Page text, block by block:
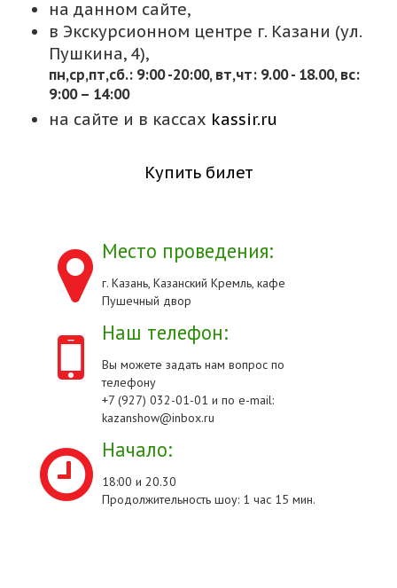
на данном сайте,
в Экскурсионном центре г. Казани (ул.
Пушкина, 4),
пн,cр,пт,сб.: 9:00 -20:00, вт,чт: 9.00 - 18.00, вс:
9:00 – 14:00
на сайте и в кассах kassir.ru
Купить билет
Место проведения:
г. Казань, Казанский Кремль, кафе
Пушечный двор
Наш телефон:
Вы можете задать нам вопрос по
телефону
+7 (927) 032-01-01 и по e-mail:
kazanshow@inbox.ru
Начало:
18:00 и 20.30
Продолжительность шоу: 1 час 15 мин.